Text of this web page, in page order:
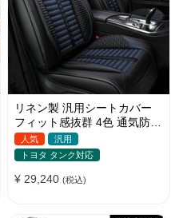
リネン製 汎用シートカバー
フィット感抜群 4色 通気防水
耐摩耗性 軽/普自動車 SUV
人気
汎用
トヨタ タンク対応
¥ 29,240 (税込)